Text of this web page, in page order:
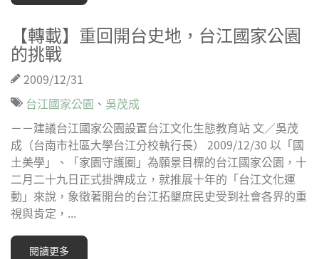
【轉載】重回開台史地，台江國家公園
的挑戰
2009/12/31
台江國家公園 、 吳茂成
－－建議台江國家公園設置台江文化生態教育站 文／吳茂
成（台南市社區大學台江分校執行長） 2009/12/30 以「國
土美學」、「家園守護圈」為願景目標的台江國家公園，十
二月二十九日正式掛牌成立，就推展十年的「台江文化運
動」來說，象徵著開台的台江拓墾庶民史受到社會各界的重
視與肯定，...
閱讀更多